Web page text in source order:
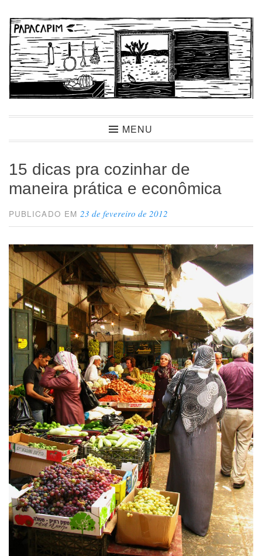
para
conteúdo
PapacapimMENU
15 dicas pra cozinhar de
maneira prática e econômica
PUBLICADO EM 23 de fevereiro de 2012